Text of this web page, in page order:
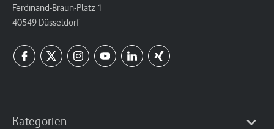
Ferdinand-Braun-Platz 1
40549 Düsseldorf
Kategorien